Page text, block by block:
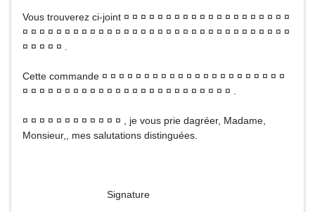
Vous trouverez ci-joint ¤ ¤ ¤ ¤ ¤ ¤ ¤ ¤ ¤ ¤ ¤ ¤ ¤ ¤ ¤ ¤ ¤ ¤ ¤ ¤
¤ ¤ ¤ ¤ ¤ ¤ ¤ ¤ ¤ ¤ ¤ ¤ ¤ ¤ ¤ ¤ ¤ ¤ ¤ ¤ ¤ ¤ ¤ ¤ ¤ ¤ ¤ ¤ ¤ ¤ ¤ ¤
¤ ¤ ¤ ¤ ¤ .
Cette commande ¤ ¤ ¤ ¤ ¤ ¤ ¤ ¤ ¤ ¤ ¤ ¤ ¤ ¤ ¤ ¤ ¤ ¤ ¤ ¤ ¤ ¤
¤ ¤ ¤ ¤ ¤ ¤ ¤ ¤ ¤ ¤ ¤ ¤ ¤ ¤ ¤ ¤ ¤ ¤ ¤ ¤ ¤ ¤ ¤ ¤ ¤ .
¤ ¤ ¤ ¤ ¤ ¤ ¤ ¤ ¤ ¤ ¤ ¤ , je vous prie dagréer, Madame,
Monsieur,, mes salutations distinguées.
Signature